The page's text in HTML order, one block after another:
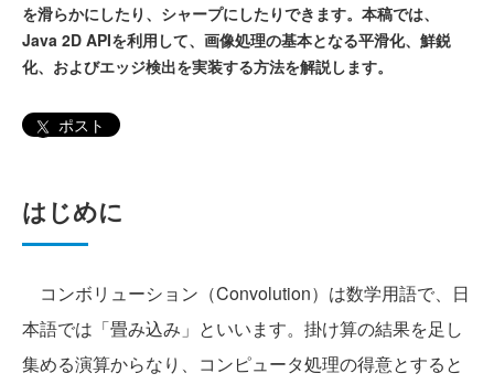
を滑らかにしたり、シャープにしたりできます。本稿では、
Java 2D APIを利用して、画像処理の基本となる平滑化、鮮鋭
化、およびエッジ検出を実装する方法を解説します。
ポスト
はじめに
コンボリューション（Convolution）は数学用語で、日
本語では「畳み込み」といいます。掛け算の結果を足し
集める演算からなり、コンピュータ処理の得意とすると